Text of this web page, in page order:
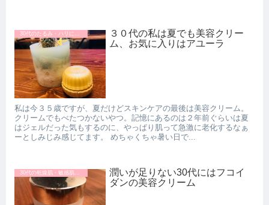
30代のたるみ・ハリにおすすめの美容クリーム
３０代の私は夏でも美容クリー
ム、お気に入りはアユーラ
私は今３５歳ですが、夏だけどスキンケアの最後は美容クリーム。
クリームでもべたつかないやつ。記憶にあるのは２年前ぐらいは夏
はジェルだった気もするのに、やっぱり肌って急激に老化するなぁ
ーとしみじみ感じてます。 めちゃくちゃ暑い日で...
30代の乾燥肌・敏感肌におすすめの美容クリーム
潤いが足りない30代にはフコイ
ダンの美容クリーム